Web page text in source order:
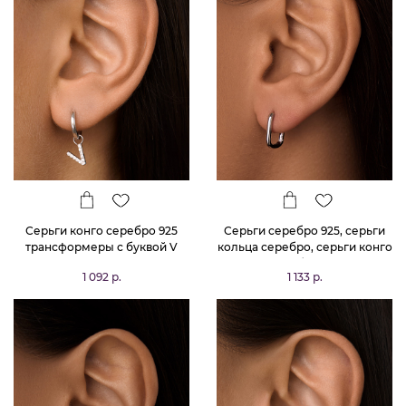
Серьги конго серебро 925
трансформеры с буквой V
1 092 р.
Серьги серебро 925, серьги
кольца серебро, серьги конго
1 133 р.